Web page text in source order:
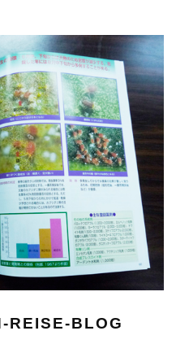
REISE-BLOG